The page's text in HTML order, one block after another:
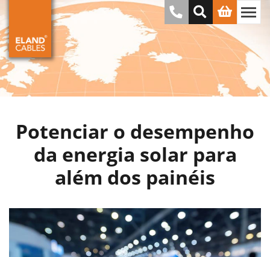
Potenciar o desempenho
da energia solar para
além dos painéis